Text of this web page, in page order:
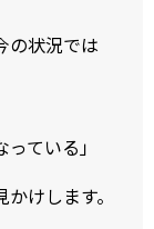
の状況では
ている」
けします。